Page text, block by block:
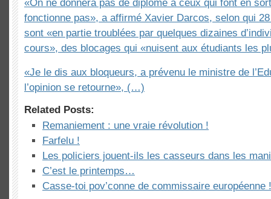
«On ne donnera pas de diplôme à ceux qui font en
fonctionne pas», a affirmé Xavier Darcos, selon qui
sont «en partie troublées par quelques dizaines
cours», des blocages qui «nuisent aux étudiants les
«Je le dis aux bloqueurs, a prévenu le ministre de
l’opinion se retourne», (…)
Related Posts:
Remaniement : une vraie révolution !
Farfelu !
Les policiers jouent-ils les casseurs dans les
C’est le printemps…
Casse-toi pov’conne de commissaire européenne !